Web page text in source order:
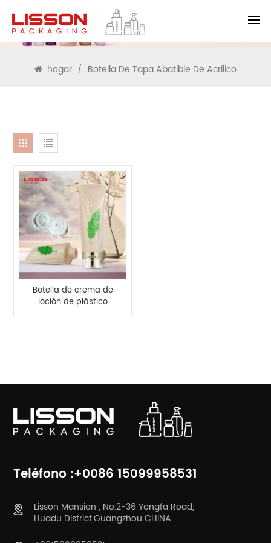
BUSCAR
hogar / Botella De Tapa Abatible De Acrílico
Botella de crema de
loción de plástico
HDPE de 100 g con
Teléfono :+0086 15099958531
Lisson Mansion , No.2-36 Yongfa Road,
Huadu District,Guangzhou CHINA